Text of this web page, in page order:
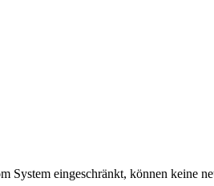
eingeschränkt, können keine